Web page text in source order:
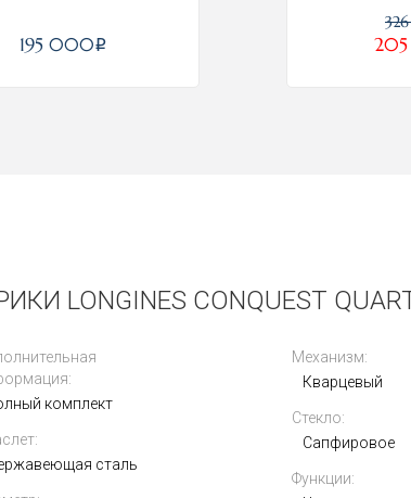
195 000i
LONGINES CONQUEST
комплект
сталь
Механизм:
Кварцевый
Стекло:
Сапфировое
Функции: